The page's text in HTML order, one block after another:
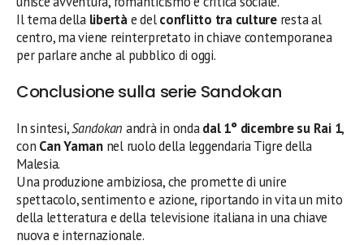
Il tema della libertàe delconflitto tra cultureresta al
centro, ma viene reinterpretato in chiave contemporanea
per parlare anche al pubblico di oggi.
Conclusione sulla serie Sandokan
In sintesi,Sandokan andrà in ondadal 1° dicembre su Rai 1,
con Can Yamannel ruolo della leggendaria Tigre della
Malesia.
Una produzione ambiziosa, che promette di unire
spettacolo, sentimento e azione, riportando in vita un mito
della letteratura e della televisione italiana in una chiave
nuova e internazionale.